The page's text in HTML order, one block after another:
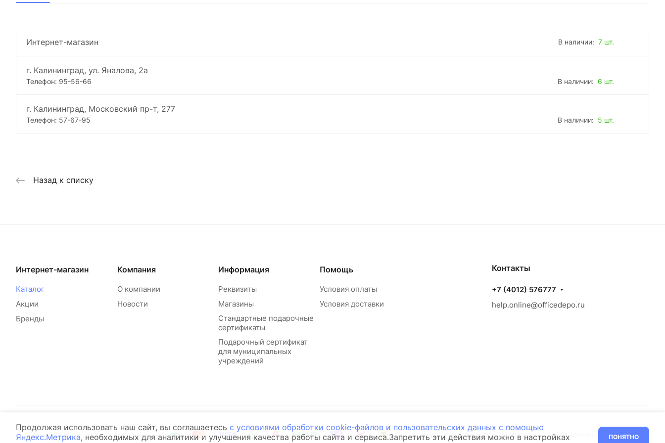
Интернет-магазин В наличии: 7 шт.
г. Калининград, ул. Яналова, 2а
Телефон: 95-56-66 В наличии: 6 шт.
г. Калининград, Московский пр-т, 277
Телефон: 57-67-95 В наличии: 5 шт.
Назад к списку
Интернет-магазин
Каталог
Акции
Бренды
Компания
О компании
Новости
Информация
Реквизиты
Магазины
Стандартные подарочные
сертификаты
Подарочный сертификат
для муниципальных
учреждений
Помощь
Условия оплаты
Условия доставки
Контакты
+7 (4012) 576777
help.online@officedepo.ru
© 2026 ОФИСДЕПО Всё для бизнеса Конфиденциальность Оферта Разработано в
Продолжая использовать наш сайт, вы соглашаетесь с условиями обработки cookie-файлов и пользовательских данных с помощью
Яндекс.Метрика, необходимых для аналитики и улучшения качества работы сайта и сервиса.Запретить эти действия можно в настройках
ПОНЯТНО